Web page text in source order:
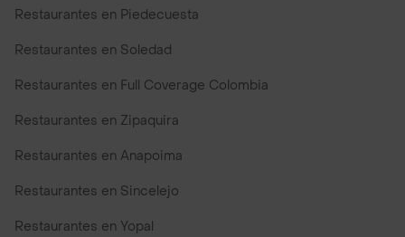
Restaurantes en Piedecuesta
Restaurantes en Soledad
Restaurantes en Full Coverage Colombia
Restaurantes en Zipaquira
Restaurantes en Anapoima
Restaurantes en Sincelejo
Restaurantes en Yopal